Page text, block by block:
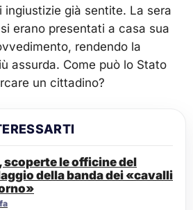
ingiustizie già sentite. La sera
erano presentati a casa sua
rendendo la
assurda. Come può lo Stato
un cittadino?
scoperte le officine del
della banda dei «cavalli